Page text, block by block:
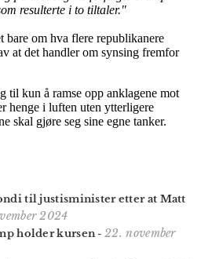
til justisminister etter at Matt
2024
holder kursen-22. november